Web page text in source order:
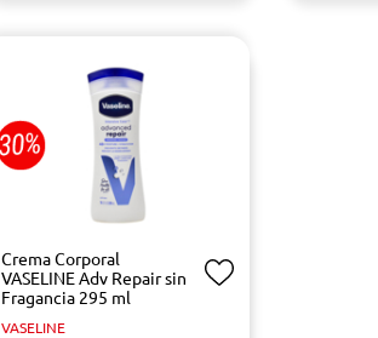
Crema Corporal
VASELINE Adv Repair sin
Fragancia 295 ml
VASELINE